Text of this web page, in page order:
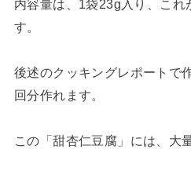
内容量は、1袋23g入り、こ
す。
後述のクッキングレポートで
回分作れます。
この「甜杏仁豆腐」には、大